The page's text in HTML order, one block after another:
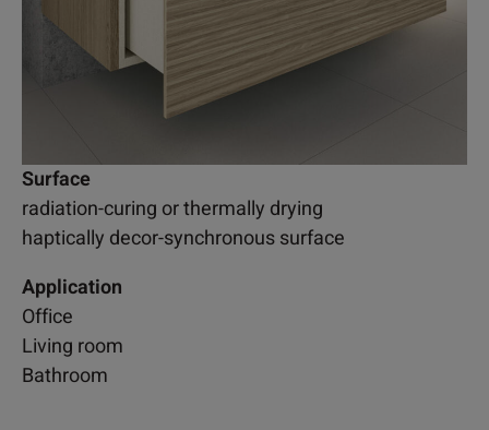
Surface
radiation-curing or thermally drying
haptically decor-synchronous surface
Application
Office
Living room
Bathroom